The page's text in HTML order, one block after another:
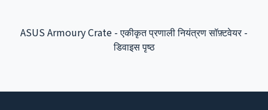
ताओयुआन अंतरराष्ट्रीय हवाई अड्डा इंटरएक्टिव ऐप - बैकएंड
इंटीग्रेशन